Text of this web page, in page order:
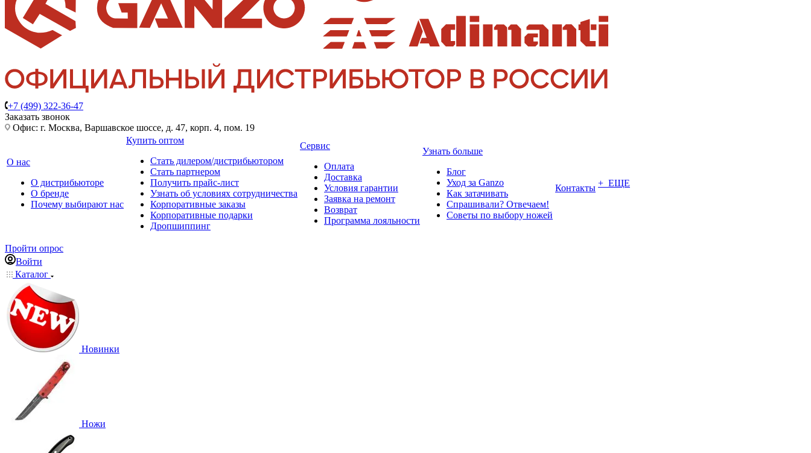
+7 (499) 322-36-47
Заказать звонок
Офис: г. Москва, Варшавское шоссе, д. 47, корп. 4, пом. 19
О нас
О дистрибьюторе
О бренде
Почему выбирают нас
Купить оптом
Стать дилером/дистрибьютором
Стать партнером
Получить прайс-лист
Узнать об условиях сотрудничества
Корпоративные заказы
Корпоративные подарки
Дропшиппинг
Сервис
Оплата
Доставка
Условия гарантии
Заявка на ремонт
Возврат
Программа лояльности
Узнать больше
Блог
Уход за Ganzo
Как затачивать
Спрашивали? Отвечаем!
Советы по выбору ножей
Контакты + ЕЩЕ
Пройти опрос
Войти
Каталог
Новинки
Ножи